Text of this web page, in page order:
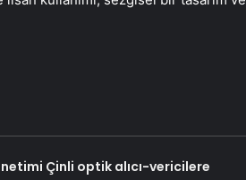
Çinli optik alıcı-vericilere